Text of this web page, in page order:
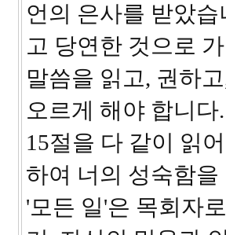
언의 은사를 받았
고 당연한 것으로
말씀을 읽고, 권하
오르게 해야 합니다.
15절을 다 같이 읽
하여 너의 성숙함
'모든 일'은 목회자